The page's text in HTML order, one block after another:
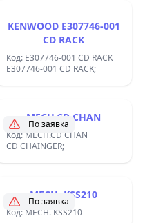
KENWOOD E307746-001
CD RACK
Код: E307746-001 CD RACK
E307746-001 CD RACK;
По заявка
MECH.CD CHAN
Код: MECH.CD CHAN
CD CHAINGER;
По заявка
MECH. KSS210
Код: MECH. KSS210